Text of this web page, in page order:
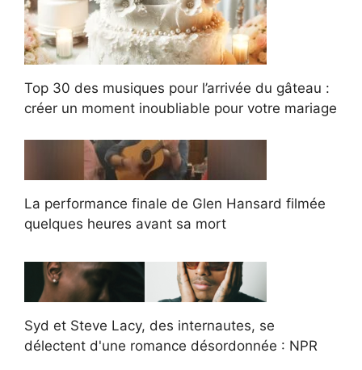
Top 30 des musiques pour l’arrivée du gâteau :
créer un moment inoubliable pour votre mariage
La performance finale de Glen Hansard filmée
quelques heures avant sa mort
Syd et Steve Lacy, des internautes, se
délectent d'une romance désordonnée : NPR